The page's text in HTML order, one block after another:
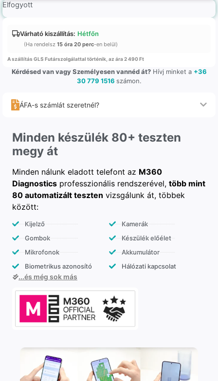
Elfogyott
Várható kiszállítás: Hétfőn
(Ha rendelsz 15 óra 20 perc-en belül)
A szállítás GLS Futárszolgálattal történik, az ára 2 490 Ft
Kérdésed van vagy Személyesen vannéd át?Hívj minket a +36
30 779 1516 számon.
ÁFA-s számlát szeretnél?
Minden készülék 80+ teszten
megy át
Minden nálunk eladott telefont az M360
Diagnostics professzionális rendszerével, több mint
80 automatizált teszten vizsgálunk át, többek
között:
Kijelző
Gombok
Mikrofonok
Biometrikus azonosító
Kamerák
Készülék előélet
Akkumulátor
Hálózati kapcsolat
...és még sok más